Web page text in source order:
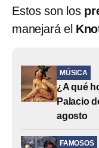
Estos son los
manejará el
MÚSICA
¿A qué
Palacio
agosto
FAMOSOS